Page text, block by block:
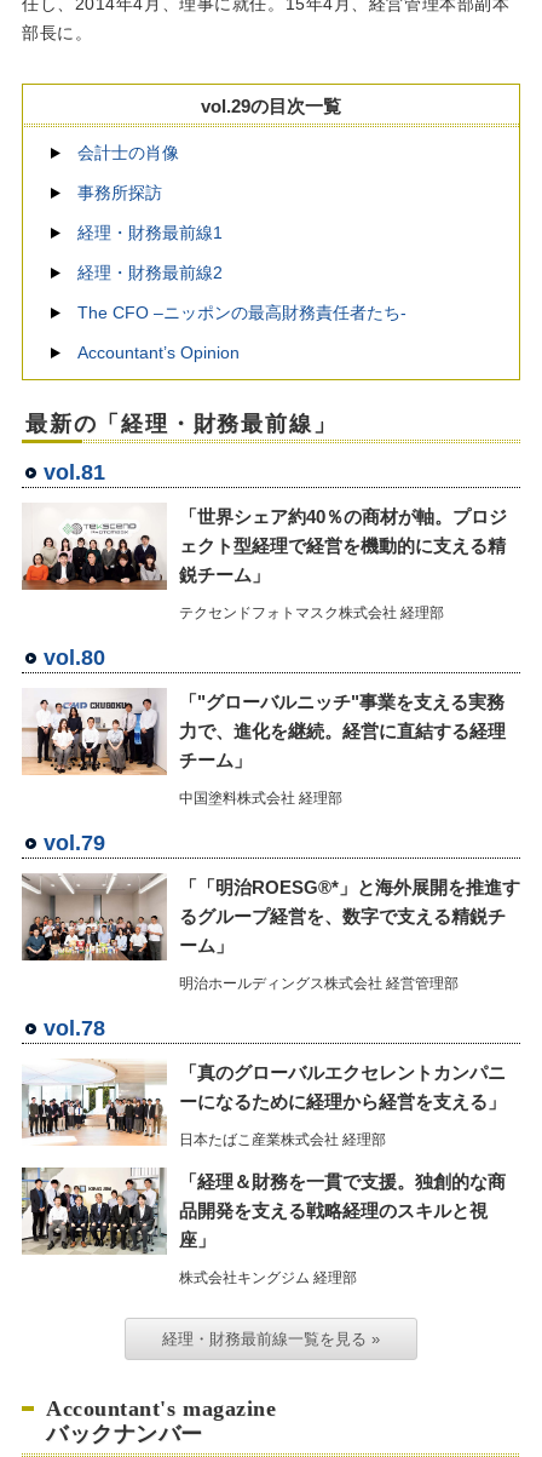
部長に。
vol.29の目次一覧
会計士の肖像
事務所探訪
経理・財務最前線1
経理・財務最前線2
The CFO –ニッポンの最高財務責任者たち-
Accountant’s Opinion
最新の「経理・財務最前線」
vol.81
「世界シェア約40％の商材が軸。プロジ
ェクト型経理で経営を機動的に支える精
鋭チーム」
テクセンドフォトマスク株式会社 経理部
vol.80
「"グローバルニッチ"事業を支える実務
力で、進化を継続。経営に直結する経理
チーム」
中国塗料株式会社 経理部
vol.79
「「明治ROESG®*」と海外展開を推進す
るグループ経営を、数字で支える精鋭チ
ーム」
明治ホールディングス株式会社 経営管理部
vol.78
「真のグローバルエクセレントカンパニ
ーになるために経理から経営を支える」
日本たばこ産業株式会社 経理部
「経理＆財務を一貫で支援。独創的な商
品開発を支える戦略経理のスキルと視
座」
株式会社キングジム 経理部
経理・財務最前線一覧を見る »
Accountant's magazine
バックナンバー